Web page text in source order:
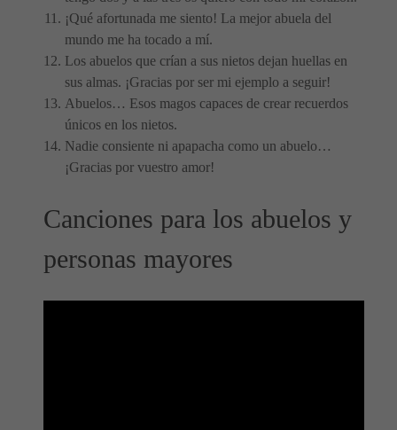
¡Qué afortunada me siento! La mejor abuela del
mundo me ha tocado a mí.
Los abuelos que crían a sus nietos dejan huellas en
sus almas. ¡Gracias por ser mi ejemplo a seguir!
Abuelos… Esos magos capaces de crear recuerdos
únicos en los nietos.
Nadie consiente ni apapacha como un abuelo…
¡Gracias por vuestro amor!
Canciones para los abuelos y
personas mayores